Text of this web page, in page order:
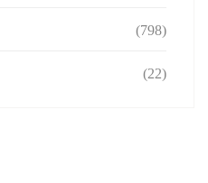
(798)
(22)